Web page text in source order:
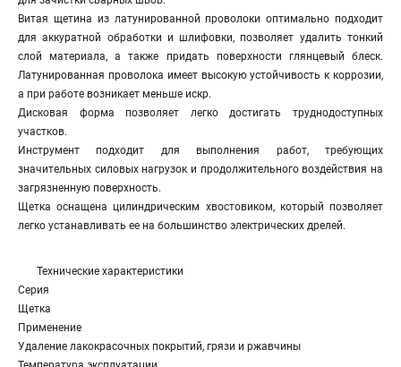
Витая щетина из латунированной проволоки оптимально подходит
для аккуратной обработки и шлифовки, позволяет удалить тонкий
слой материала, а также придать поверхности глянцевый блеск.
Латунированная проволока имеет высокую устойчивость к коррозии,
а при работе возникает меньше искр.
Дисковая форма позволяет легко достигать труднодоступных
участков.
Инструмент подходит для выполнения работ, требующих
значительных силовых нагрузок и продолжительного воздействия на
загрязненную поверхность.
Щетка оснащена цилиндрическим хвостовиком, который позволяет
легко устанавливать ее на большинство электрических дрелей.
Технические характеристики
Серия
Щетка
Применение
Удаление лакокрасочных покрытий, грязи и ржавчины